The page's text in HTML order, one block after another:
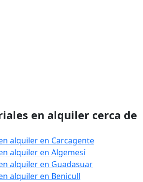
en alquiler cerca de
alquiler en Carcagente
alquiler en Algemesí
alquiler en Guadasuar
alquiler en Benicull